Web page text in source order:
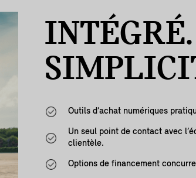
Outils d’achat numériques
Un seul point de contact avec
clientèle.
Options de financement